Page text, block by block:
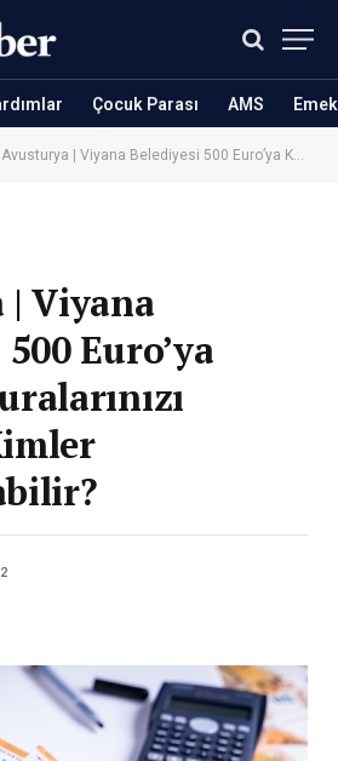
Çocuk Parası AMS
Avusturya | Viyana Belediyesi 500 Euro’ya Kadar Faturalarınızı Ödüyor! Kimler Faydalanabilir?
Viyana
Euro’ya